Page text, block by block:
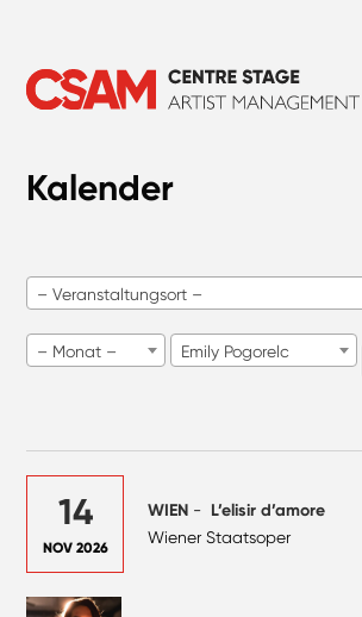
Kalender
– Veranstaltungsort –
– Monat – Emily Pogorelc
14
NOV 2026
WIEN - L’elisir d’amore
Wiener Staatsoper